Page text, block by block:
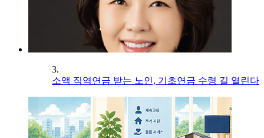
3.
소액 직역연금 받는 노인, 기초연금 수령 길 열린다